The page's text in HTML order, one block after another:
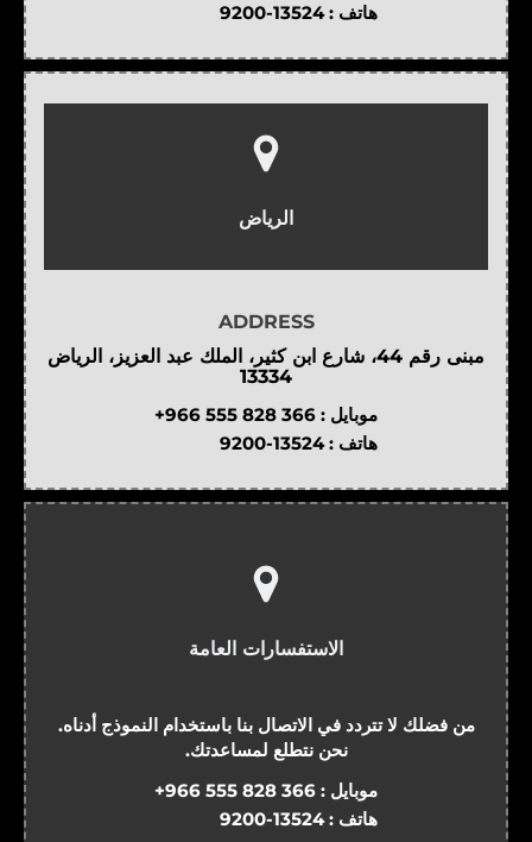
هاتف : 9200-13524
الرياض
ADDRESS
مبنى رقم 44، شارع ابن كثير، الملك عبد العزيز، الرياض
13334
موبايل : +966 555 828 366
هاتف : 9200-13524
الاستفسارات العامة
من فضلك لا تتردد في الاتصال بنا باستخدام النموذج أدناه.
نحن نتطلع لمساعدتك.
موبايل : +966 555 828 366
هاتف : 9200-13524